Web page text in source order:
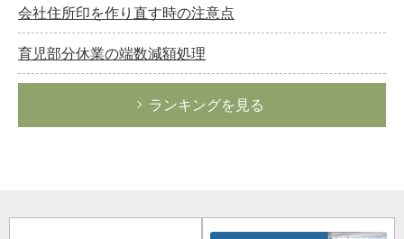
会社住所印を作り直す時の注意点
育児部分休業の端数減額処理
ランキングを見る